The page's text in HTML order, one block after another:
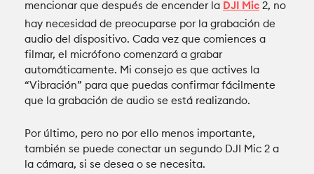
mencionar que después de encender la DJI Mic 2, no
hay necesidad de preocuparse por la grabación de
audio del dispositivo. Cada vez que comiences a
filmar, el micrófono comenzará a grabar
automáticamente. Mi consejo es que actives la
“Vibración” para que puedas confirmar fácilmente
que la grabación de audio se está realizando.
Por último, pero no por ello menos importante,
también se puede conectar un segundo DJI Mic 2 a
la cámara, si se desea o se necesita.